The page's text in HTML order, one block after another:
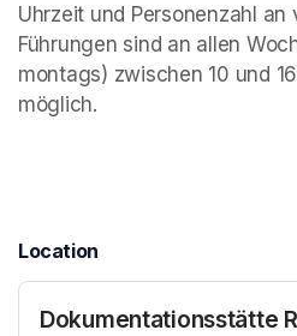
Uhrzeit und Personenzahl an
Führungen sind an allen
montags) zwischen 10 und
möglich.
Location
Dokumentationsstätte